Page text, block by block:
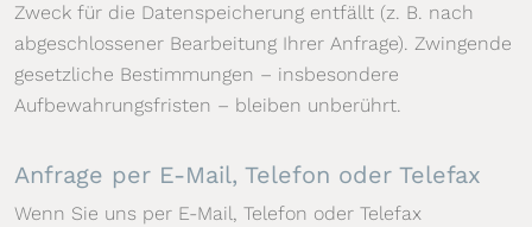
Zweck für die Datenspeicherung entfällt (z. B. nach
abgeschlossener Bearbeitung Ihrer Anfrage). Zwingende
gesetzliche Bestimmungen – insbesondere
Aufbewahrungsfristen – bleiben unberührt.
Anfrage per E-Mail, Telefon oder Telefax
Wenn Sie uns per E-Mail, Telefon oder Telefax